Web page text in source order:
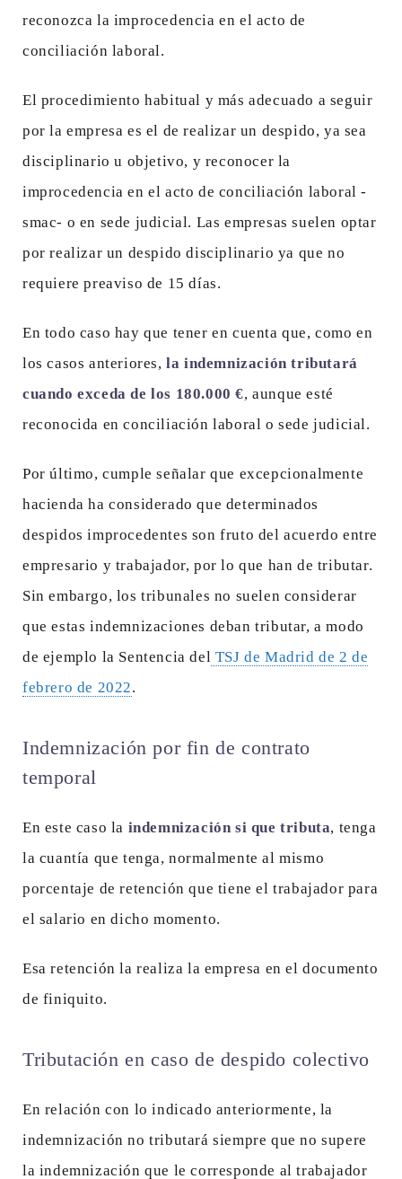
reconozca la improcedencia en el acto de
conciliación laboral.
El procedimiento habitual y más adecuado a seguir
por la empresa es el de realizar un despido, ya sea
disciplinario u objetivo, y reconocer la
improcedencia en el acto de conciliación laboral -
smac- o en sede judicial. Las empresas suelen optar
por realizar un despido disciplinario ya que no
requiere preaviso de 15 días.
En todo caso hay que tener en cuenta que, como en
los casos anteriores,la indemnización tributará
cuando exceda de los 180.000 €, aunque esté
reconocida en conciliación laboral o sede judicial.
Por último, cumple señalar que excepcionalmente
hacienda ha considerado que determinados
despidos improcedentes son fruto del acuerdo entre
empresario y trabajador, por lo que han de tributar.
Sin embargo, los tribunales no suelen considerar
que estas indemnizaciones deban tributar, a modo
de ejemplo la Sentencia del TSJ de Madrid de 2 de
febrero de 2022.
Indemnización por fin de contrato
temporal
En este caso la indemnización si que tributa, tenga
la cuantía que tenga, normalmente al mismo
porcentaje de retención que tiene el trabajador para
el salario en dicho momento.
Esa retención la realiza la empresa en el documento
de finiquito.
Tributación en caso de despido colectivo
En relación con lo indicado anteriormente, la
indemnización no tributará siempre que no supere
la indemnización que le corresponde al trabajador